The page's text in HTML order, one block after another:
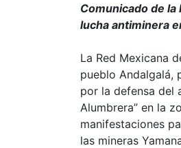
Comunicado de
lucha antiminera
La Red Mexicana
pueblo Andalgalá,
por la defensa del
Alumbrera” en la
manifestaciones
las mineras